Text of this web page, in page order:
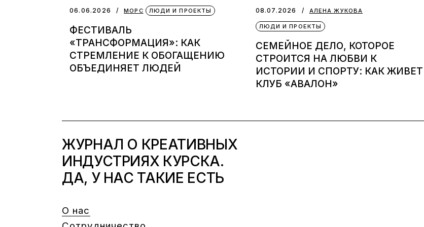
06.06.2026 МОРС ЛЮДИ И ПРОЕКТЫ
ФЕСТИВАЛЬ
«ТРАНСФОРМАЦИЯ»: КАК
СТРЕМЛЕНИЕ К ОБОГАЩЕНИЮ
ОБЪЕДИНЯЕТ ЛЮДЕЙ
08.07.2026 АЛЕНА ЖУКОВА
ЛЮДИ И ПРОЕКТЫ
СЕМЕЙНОЕ ДЕЛО, КОТОРОЕ
СТРОИТСЯ НА ЛЮБВИ К
ИСТОРИИ И СПОРТУ: КАК ЖИВЕТ
КЛУБ «АВАЛОН»
ЖУРНАЛ О КРЕАТИВНЫХ
ИНДУСТРИЯХ КУРСКА.
ДА, У НАС ТАКИЕ ЕСТЬ
О нас